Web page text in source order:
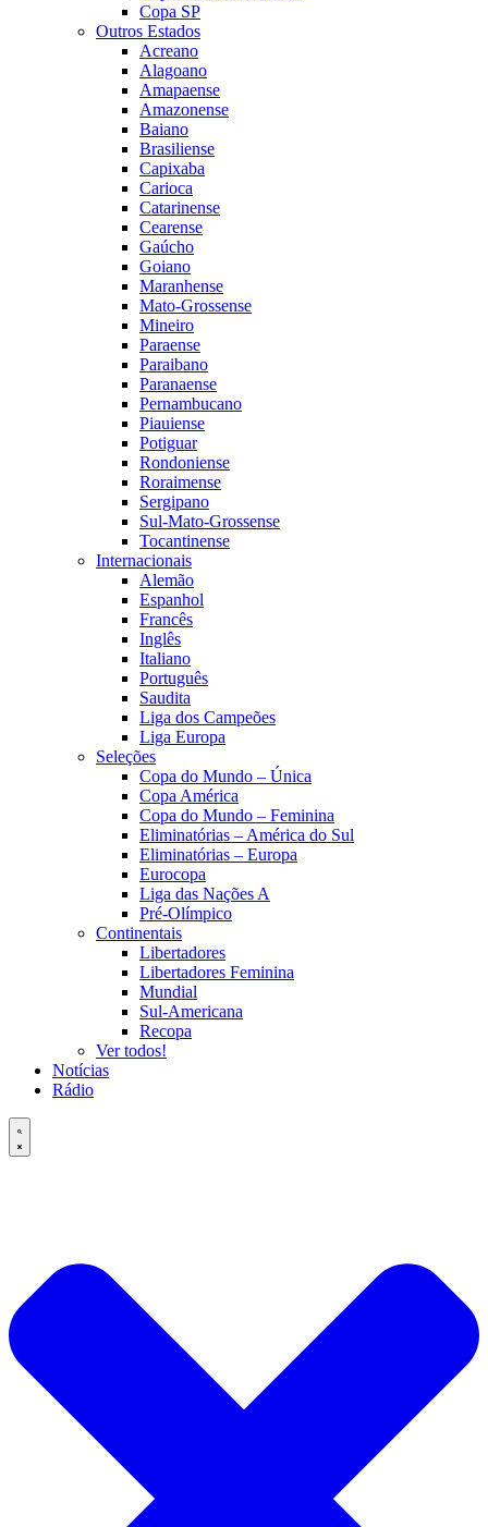
Copa SP
Outros Estados
Acreano
Alagoano
Amapaense
Amazonense
Baiano
Brasiliense
Capixaba
Carioca
Catarinense
Cearense
Gaúcho
Goiano
Maranhense
Mato-Grossense
Mineiro
Paraense
Paraibano
Paranaense
Pernambucano
Piauiense
Potiguar
Rondoniense
Roraimense
Sergipano
Sul-Mato-Grossense
Tocantinense
Internacionais
Alemão
Espanhol
Francês
Inglês
Italiano
Português
Saudita
Liga dos Campeões
Liga Europa
Seleções
Copa do Mundo – Única
Copa América
Copa do Mundo – Feminina
Eliminatórias – América do Sul
Eliminatórias – Europa
Eurocopa
Liga das Nações A
Pré-Olímpico
Continentais
Libertadores
Libertadores Feminina
Mundial
Sul-Americana
Recopa
Ver todos!
Notícias
Rádio